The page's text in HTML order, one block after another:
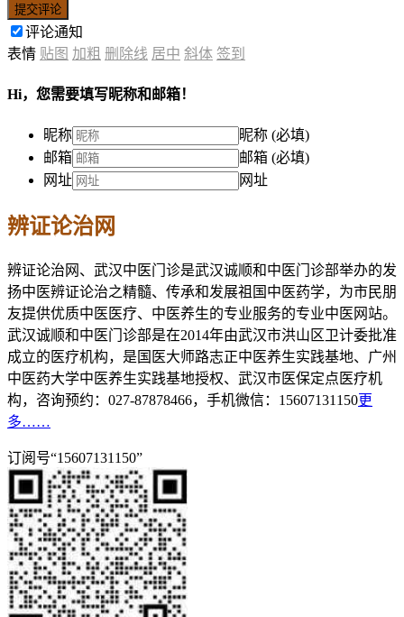
提交评论
评论通知
表情 贴图 加粗 删除线 居中 斜体 签到
Hi，您需要填写昵称和邮箱！
昵称
昵称 (必填)
邮箱
邮箱 (必填)
网址
网址
辨证论治网
辨证论治网、武汉中医门诊是武汉诚顺和中医门诊部举办的发
扬中医辨证论治之精髓、传承和发展祖国中医药学，为市民朋
友提供优质中医医疗、中医养生的专业服务的专业中医网站。
武汉诚顺和中医门诊部是在2014年由武汉市洪山区卫计委批准
成立的医疗机构，是国医大师路志正中医养生实践基地、广州
中医药大学中医养生实践基地授权、武汉市医保定点医疗机
构，咨询预约：027-87878466，手机微信：15607131150更
多……
订阅号“15607131150”